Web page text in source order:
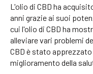
L'olio di CBD ha
anni grazie ai suoi
cui l'olio di CBD ha
alleviare vari problemi
CBD è stato
miglioramento della